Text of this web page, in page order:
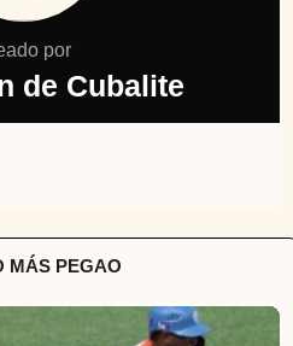
por
de Cubalite
MÁS PEGAO